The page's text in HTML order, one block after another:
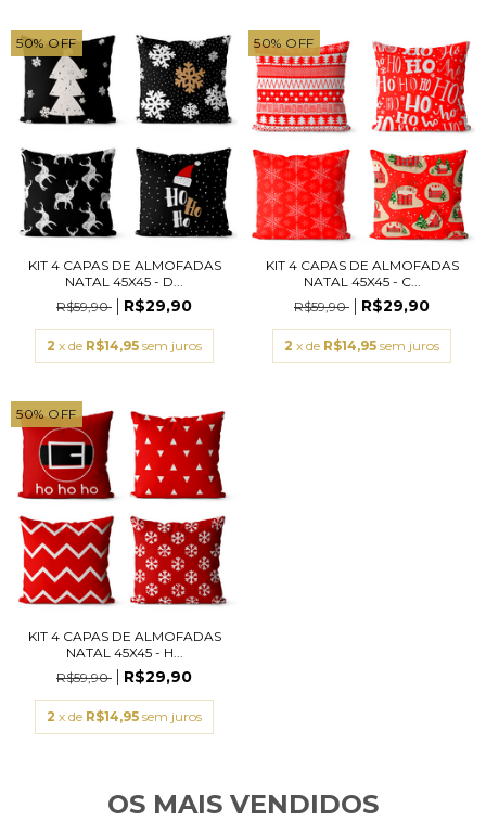
50%OFF
KIT 4 CAPAS DE ALMOFADAS
NATAL 45X45 - D...
R$59,90
R$29,90
2 x de R$14,95 sem juros
50% OFF
KIT 4 CAPAS DE ALMOFADAS
NATAL 45X45 - C...
R$59,90
R$29,90
2 x de R$14,95 sem juros
50%OFF
KIT 4 CAPAS DE ALMOFADAS
NATAL 45X45 - H...
R$59,90
R$29,90
2 x de R$14,95 sem juros
OS MAIS VENDIDOS